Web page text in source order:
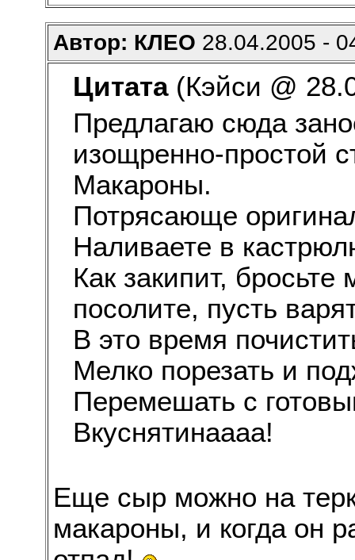
Автор: КЛЕО 28.04.2005 -
Цитата(Кэйси @
Предлагаю сюда
изощренно-простой
Макароны.
Потрясающе
Наливаете в
Как закипит,
посолите, пусть
В это время
Мелко порезать и
Перемешать с
Вкуснятинаааа!
Еще сыр можно на
макароны, и когда он